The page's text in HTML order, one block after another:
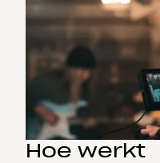
Hoe werkt